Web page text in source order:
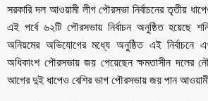
সরকারি দল আওয়ামী লীগ পৌরসভা নির্বাচনের তৃতীয়
এই পর্বে ৬২টি পৌরসভায় নির্বাচন অনুষ্ঠিত হয়েছে
অনিয়মের অভিযোগের মধ্যে অনুষ্ঠিত এই নির্বাচনে
অধিকাংশ পৌরসভায় জয় পেয়েছেন ক্ষমতাসীন দলের
আগের দুই ধাপেও বেশির ভাগ পৌরসভায় জয় পান আওয়ামী